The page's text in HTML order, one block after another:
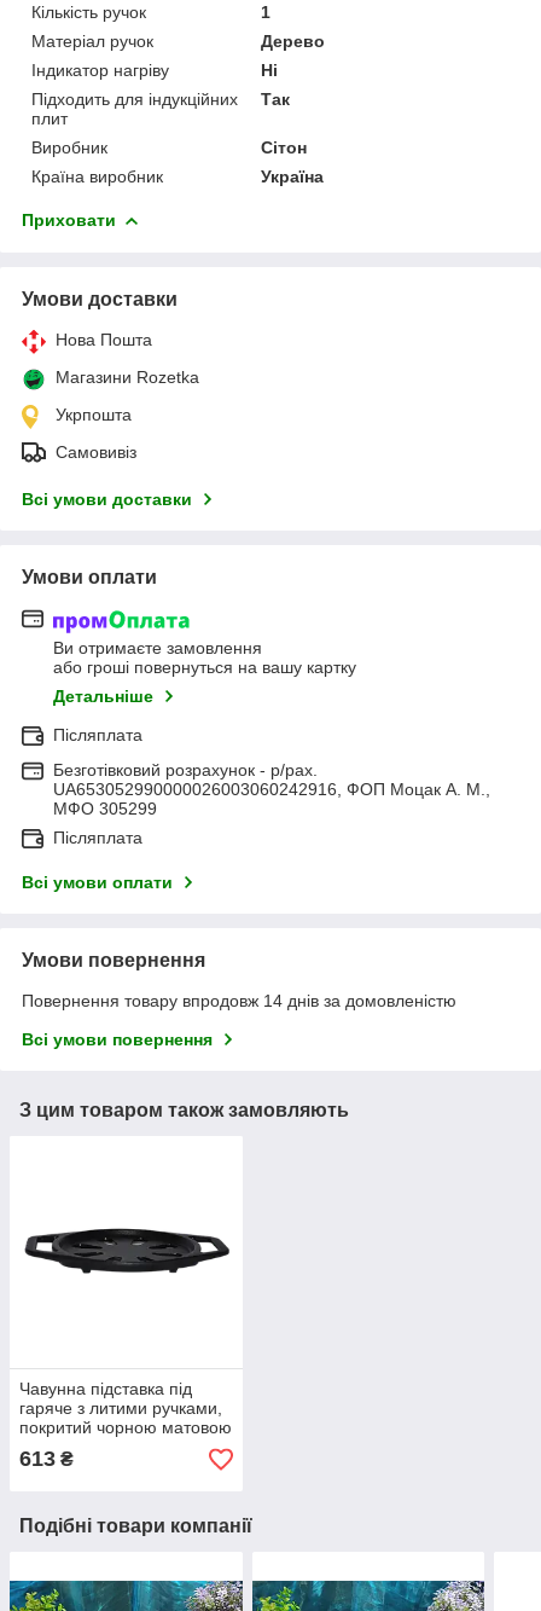
Кількість ручок
1
Матеріал ручок
Дерево
Індикатор нагріву
Ні
Підходить для індукційних
плит
Так
Виробник
Сітон
Країна виробник
Україна
Приховати
Умови доставки
Нова Пошта
Магазини Rozetka
Укрпошта
Самовивіз
Всі умови доставки
Умови оплати
Ви отримаєте замовлення
або гроші повернуться на вашу картку
Детальніше
Післяплата
Безготівковий розрахунок - р/рах.
UA653052990000026003060242916, ФОП Моцак А. М.,
МФО 305299
Післяплата
Всі умови оплати
Умови повернення
Повернення товару впродовж 14 днів за домовленістю
Всі умови повернення
З цим товаром також замовляють
Чавунна підставка під
гаряче з литими ручками,
покритий чорною матовою
613 ₴
Подібні товари компанії